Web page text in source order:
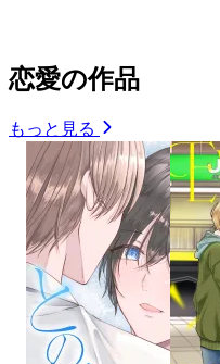
恋愛の作品
もっと見る